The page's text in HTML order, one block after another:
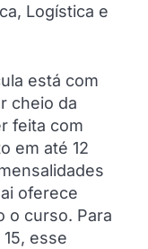
Logística e
está com
cheio da
feita com
em até 12
oferece
o curso. Para
esse